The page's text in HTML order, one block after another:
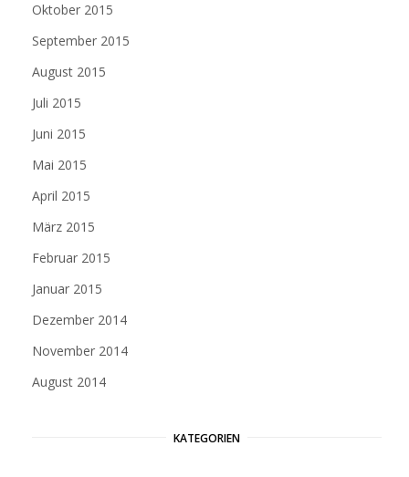
Oktober 2015
September 2015
August 2015
Juli 2015
Juni 2015
Mai 2015
April 2015
März 2015
Februar 2015
Januar 2015
Dezember 2014
November 2014
August 2014
KATEGORIEN